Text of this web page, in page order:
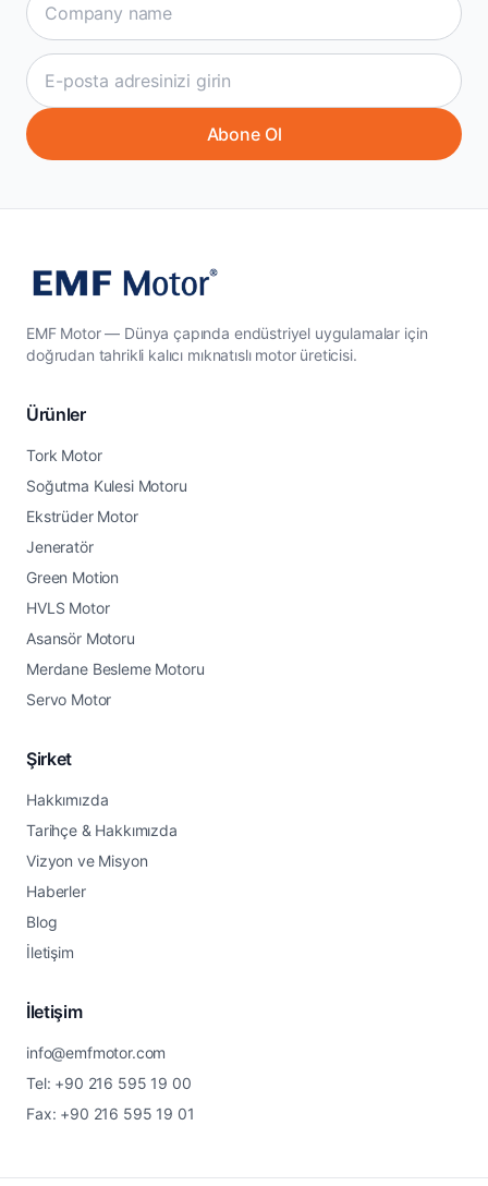
Abone Ol
EMF Motor — Dünya çapında endüstriyel uygulamalar için
doğrudan tahrikli kalıcı mıknatıslı motor üreticisi.
Ürünler
Tork Motor
Soğutma Kulesi Motoru
Ekstrüder Motor
Jeneratör
Green Motion
HVLS Motor
Asansör Motoru
Merdane Besleme Motoru
Servo Motor
Şirket
Hakkımızda
Tarihçe & Hakkımızda
Vizyon ve Misyon
Haberler
Blog
İletişim
İletişim
info@emfmotor.com
Tel: +90 216 595 19 00
Fax: +90 216 595 19 01